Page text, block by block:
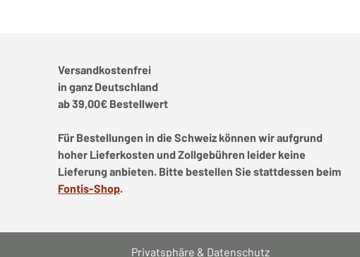
Versandkostenfrei
in ganz Deutschland
ab 39,00€ Bestellwert
Für Bestellungen in die Schweiz können wir aufgrund
hoher Lieferkosten und Zollgebühren leider keine
Lieferung anbieten. Bitte bestellen Sie stattdessen beim
Fontis-Shop.
Privatsphäre & Datenschutz